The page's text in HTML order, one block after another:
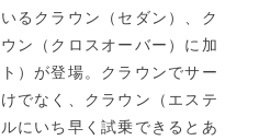
るクラウン（セダン）、ク
ン（クロスオーバー）に加
）が登場。クラウンでサー
でなく、クラウン（エステ
にいち早く試乗できるとあ